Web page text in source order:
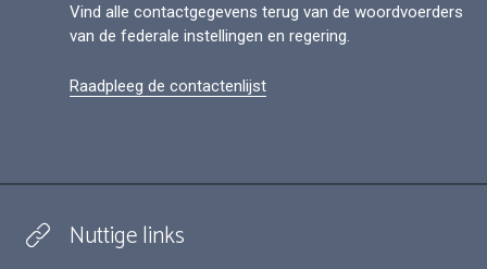
Vind alle contactgegevens terug van de woordvoerders
van de federale instellingen en regering.
Raadpleeg de contactenlijst
Nuttige links